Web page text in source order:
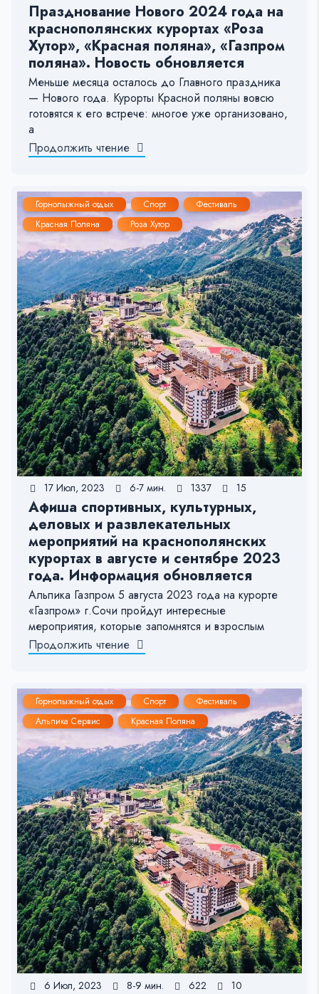
Празднование Нового 2024 года на
краснополянских курортах «Роза
Хутор», «Красная поляна», «Газпром
поляна». Новость обновляется
Меньше месяца осталось до Главного праздника
— Нового года. Курорты Красной поляны вовсю
готовятся к его встрече: многое уже организовано,
а
Продолжить чтение
Горнолыжный отдых Спорт
Фестиваль
Красная Поляна
Роза Хутор
17 Июл, 2023 6-7 мин. 1337 15
Афиша спортивных, культурных,
деловых и развлекательных
мероприятий на краснополянских
курортах в августе и сентябре 2023
года. Информация обновляется
Альпика Газпром 5 августа 2023 года на курорте
«Газпром» г.Сочи пройдут интересные
мероприятия, которые запомнятся и взрослым
Продолжить чтение
Горнолыжный отдых Спорт
Фестиваль
Альпика Сервис
Красная Поляна
6 Июл, 2023 8-9 мин. 622 10